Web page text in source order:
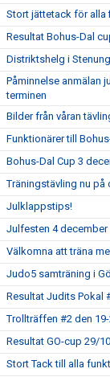
Stort jättetack för alla
Resultat Bohus-Dal
Distriktshelg i
Påminnelse anmälan
terminen
Bilder från våran
Funktionärer till
Bohus-Dal Cup 3
Träningstävling nu på
Julklappstips!
Julfesten 4 december
Välkomna att träna
Judo5 samträning i
Resultat Judits Pokal
Trollträffen #2 den
Resultat GO-cup 29/
Stort Tack till alla